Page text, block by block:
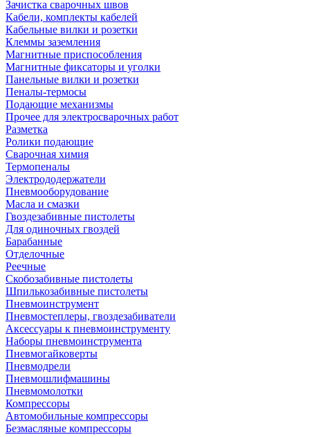
Зачистка сварочных швов
Кабели, комплекты кабелей
Кабельные вилки и розетки
Клеммы заземления
Магнитные приспособления
Магнитные фиксаторы и уголки
Панельные вилки и розетки
Пеналы-термосы
Подающие механизмы
Прочее для электросварочных работ
Разметка
Ролики подающие
Сварочная химия
Термопеналы
Электрододержатели
Пневмооборудование
Масла и смазки
Гвоздезабивные пистолеты
Для одиночных гвоздей
Барабанные
Отделочные
Реечные
Скобозабивные пистолеты
Шпилькозабивные пистолеты
Пневмоинструмент
Пневмостеплеры, гвоздезабиватели
Аксессуары к пневмоинструменту
Наборы пневмоинструмента
Пневмогайковерты
Пневмодрели
Пневмошлифмашины
Пневмомолотки
Компрессоры
Автомобильные компрессоры
Безмасляные компрессоры